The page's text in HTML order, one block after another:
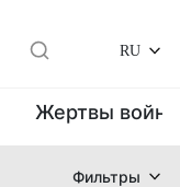
RU
Жертвы
Фильтры